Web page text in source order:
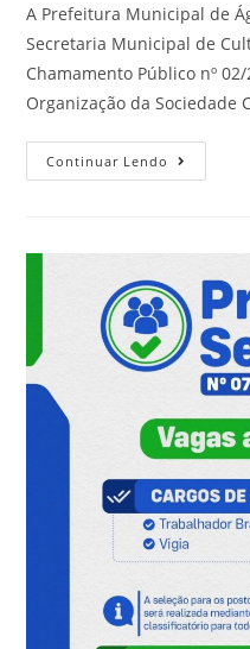
A Prefeitura Municipal de
Secretaria Municipal de
Chamamento Público nº
Organização da Sociedade
Continuar Lendo